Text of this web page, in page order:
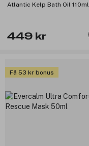
Atlantic Kelp Bath Oil 110ml
449 kr
Få 53 kr bonus